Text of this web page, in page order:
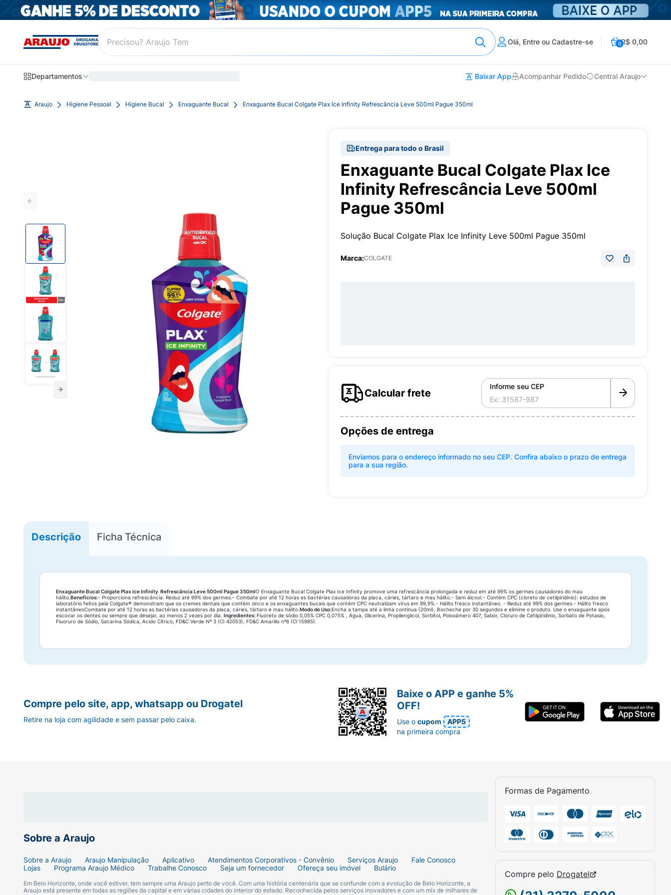
Olá, Entre ou Cadastre-se 0R$ 0,00
Departamentos Baixar App Acompanhar Pedido Central Araujo
Araujo Higiene Pessoal Higiene Bucal Enxaguante Bucal Enxaguante Bucal Colgate Plax Ice Infinity Refrescância Leve 500ml Pague 350ml
Entrega para todo o Brasil
Enxaguante Bucal Colgate Plax Ice
Infinity Refrescância Leve 500ml
Pague 350ml
Solução Bucal Colgate Plax Ice Infinity Leve 500ml Pague 350ml
Marca:COLGATE
Calcular frete
Informe seu CEP
Opções de entrega
Enviamos para o endereço informado no seu CEP. Confira abaixo o prazo de entrega
para a sua região.
Descrição Ficha Técnica
Enxaguante Bucal Colgate Plax Ice Infinity Refrescância Leve 500ml Pague 350mlO Enxaguante Bucal Colgate Plax Ice Infinity promove uma refrescância prolongada e reduz em até 99% os germes causadores do mau
hálito.Benefícios:- Proporciona refrescância. Reduz até 99% dos germes.- Combate por até 12 horas as bactérias causadoras da placa, cáries, tártaro e mau hálito.- Sem álcool.- Contém CPC (cloreto de cetilpiridínio): estudos de
laboratório feitos pela Colgate® demonstram que os cremes dentais que contém zinco e os enxaguantes bucais que contém CPC neutralizam vírus em 99,9%.- Hálito fresco instantâneo. - Reduz até 99% dos germes.- Hálito fresco
instantâneoCombate por até 12 horas as bactérias causadoras da placa, cáries, tártaro e mau hálito.Modo de Uso:Encha a tampa até a linha contínua (20ml). Bocheche por 30 segundos e elimine o produto. Use o enxaguante após
escovar os dentes ou sempre que desejar, ao menos 2 vezes por dia. Ingredientes:Fluoreto de sódio 0,05% CPC 0,075% , Água, Glicerina, Propilenglicol, Sorbitol, Poloxámero 407, Sabor, Cloruro de Cetilpiridinio, Sorbato de Potasio,
Fluoruro de Sódio, Sacarina Sódica, Acido Cítrico, FD&C Verde Nº 3 (CI 42053), FD&C Amarillo nº6 (Cl 15985).
Sobre a Araujo
Sobre a Araujo Araujo Manipulação Aplicativo Atendimentos Corporativos - Convênio Serviços Araujo
Fale Conosco
Lojas
Programa Araujo Médico Trabalhe Conosco Seja um fornecedor Ofereça seu imóvel Bulário
Em Belo Horizonte, onde você estiver, tem sempre uma Araujo perto de você. Com uma história centenária que se confunde com a evolução de Belo Horizonte, a
Araujo está presente em todas as regiões da capital e em várias cidades do interior do estado. Reconhecida pelos serviços inovadores e com um mix de milhares de
Formas de Pagamento
Compre pelo Drogatel
Compre pelo site, app, whatsapp ou Drogatel
Retire na loja com agilidade e sem passar pelo caixa.
Baixe o APP e ganhe 5%
OFF!
Use ocupom
APP5
na primeira compra